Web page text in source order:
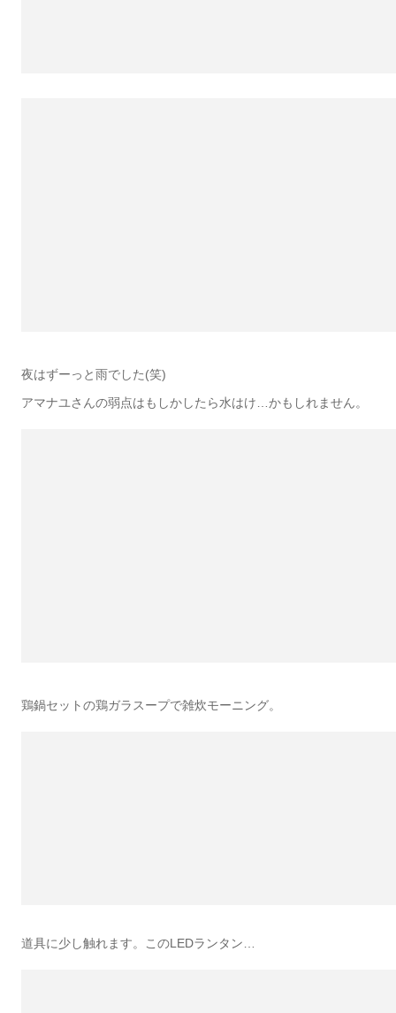
夜はずーっと雨でした(笑)
アマナユさんの弱点はもしかしたら水はけ…かもしれません。
鶏鍋セットの鶏ガラスープで雑炊モーニング。
道具に少し触れます。このLEDランタン…